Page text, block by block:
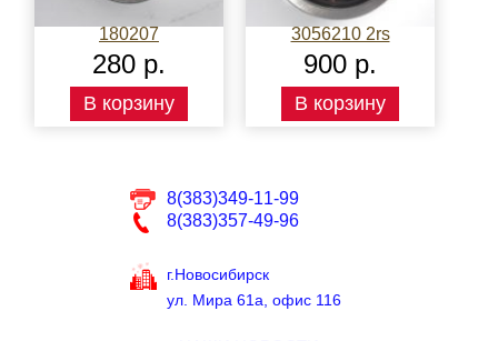
8(383)349-11-99
8(383)357-49-96
г.Новосибирск
ул. Мира 61а, офис 116
180207
280 р.
В корзину
3056210 2rs
900 р.
В корзину